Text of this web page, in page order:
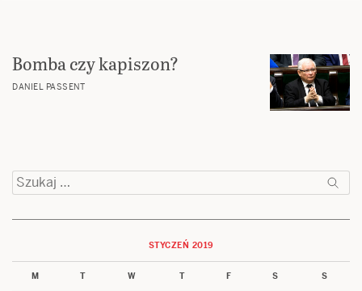
Bomba czy kapiszon?
DANIEL PASSENT
Szukaj:
STYCZEŃ 2019
M T W T F S S